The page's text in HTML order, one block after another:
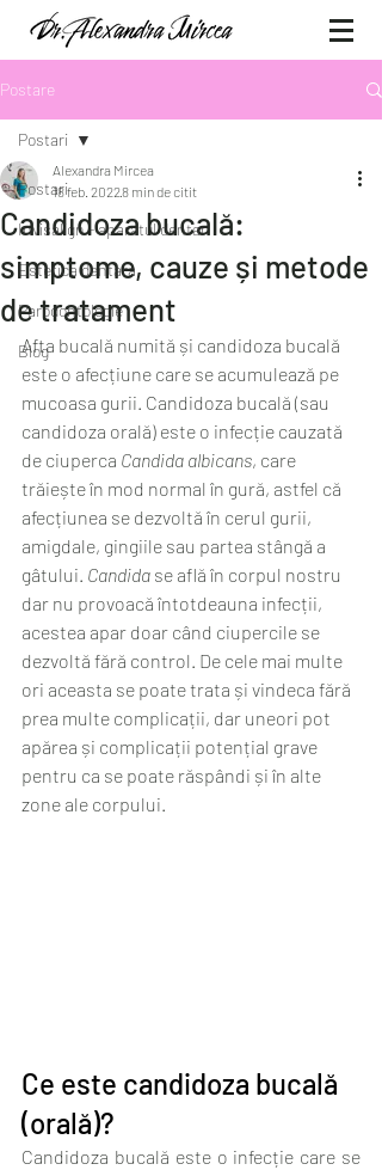
Postare
Postari
Invisalign - aparatul dentar
Estetica dentara
Parodontologie
Blog
Postari
Candidoza bucală:
simptome, cauze și metode
de tratament
Alexandra Mircea
18 feb. 20228 min de citit
Afta bucală numită și candidoza bucală
este o afecțiune care se acumulează pe
mucoasa gurii. Candidoza bucală (sau
candidoza orală) este o infecție cauzată
de ciuperca Candida albicans, care
trăiește în mod normal în gură, astfel că
afecțiunea se dezvoltă în cerul gurii,
amigdale, gingiile sau partea stângă a
gâtului. Candida se află în corpul nostru
dar nu provoacă întotdeauna infecții,
acestea apar doar când ciupercile se
dezvoltă fără control. De cele mai multe
ori aceasta se poate trata și vindeca fără
prea multe complicații, dar uneori pot
apărea și complicații potențial grave
pentru ca se poate răspândi și în alte
zone ale corpului.
Ce este candidoza bucală
(orală)?
Candidoza bucală este o infecție care se